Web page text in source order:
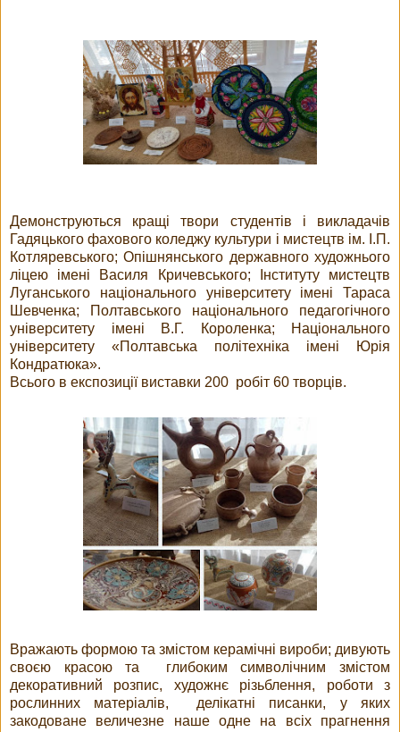
Демонструються кращі твори студентів і викладачів
Гадяцького фахового коледжу культури і мистецтв ім. І.П.
Котляревського; Опішнянського державного художнього
ліцею імені Василя Кричевського; Інституту мистецтв
Луганського національного університету імені Тараса
Шевченка; Полтавського національного педагогічного
університету імені В.Г. Короленка; Національного
університету «Полтавська політехніка імені Юрія
Кондратюка».
Всього в експозиції виставки 200 робіт 60 творців.
Вражають формою та змістом керамічні вироби; дивують
своєю красою та глибоким символічним змістом
декоративний розпис, художнє різьблення, роботи з
рослинних матеріалів, делікатні писанки, у яких
закодоване величезне наше одне на всіх прагнення